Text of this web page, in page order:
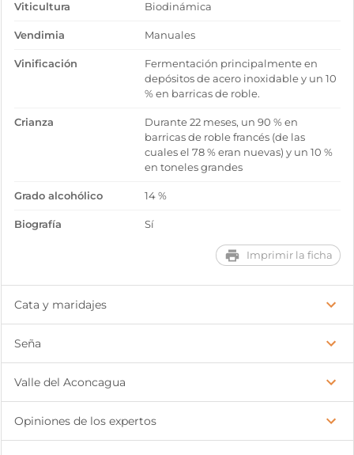
Viticultura Biodinámica
Vendimia Manuales
Vinificación
Fermentación principalmente en
depósitos de acero inoxidable y un 10
% en barricas de roble.
Crianza
Durante 22 meses, un 90 % en
barricas de roble francés (de las
cuales el 78 % eran nuevas) y un 10 %
en toneles grandes
Grado alcohólico 14 %
Biografía Sí
Imprimir la ficha
Cata y maridajes
Seña
Valle del Aconcagua
Opiniones de los expertos